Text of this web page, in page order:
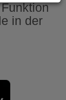
in der